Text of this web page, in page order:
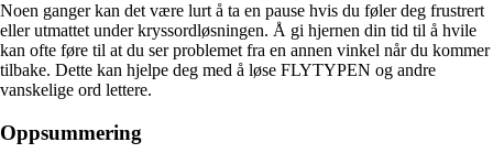
Noen ganger kan det være lurt å ta en pause hvis du føler deg frustrert
eller utmattet under kryssordløsningen. Å gi hjernen din tid til å hvile
kan ofte føre til at du ser problemet fra en annen vinkel når du kommer
tilbake. Dette kan hjelpe deg med å løse FLYTYPEN og andre
vanskelige ord lettere.
Oppsummering